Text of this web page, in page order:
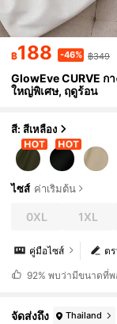
฿188 -46% ฿349
GlowEve CURVE ก
ใหญ่พิเศษ, ฤดูร้อน
สี: สีเหลือง
ไซส์ ค่าเริ่มต้น
0XL 1XL
ต
คู่มือไซส์
92% พบว่ามีขนาดที่พ
จัดส่งถึง Thailand